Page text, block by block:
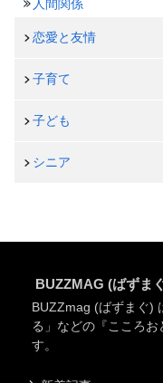
人間関係
恋愛と友情
子育て
子ども
シニア
BUZZMAG (ばずま
BUZZmag (ばずまぐ)
る」などの『こころ
す。